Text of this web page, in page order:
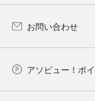
お問い合わせ
アソビュー！ポ